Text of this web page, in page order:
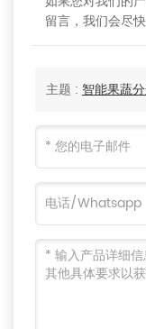
留言，我们会尽快
主题 : 智能果蔬